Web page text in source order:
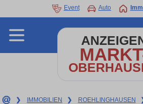
Event Auto
❯ IMMOBILIEN ❯ ROEHLINGHAUSEN